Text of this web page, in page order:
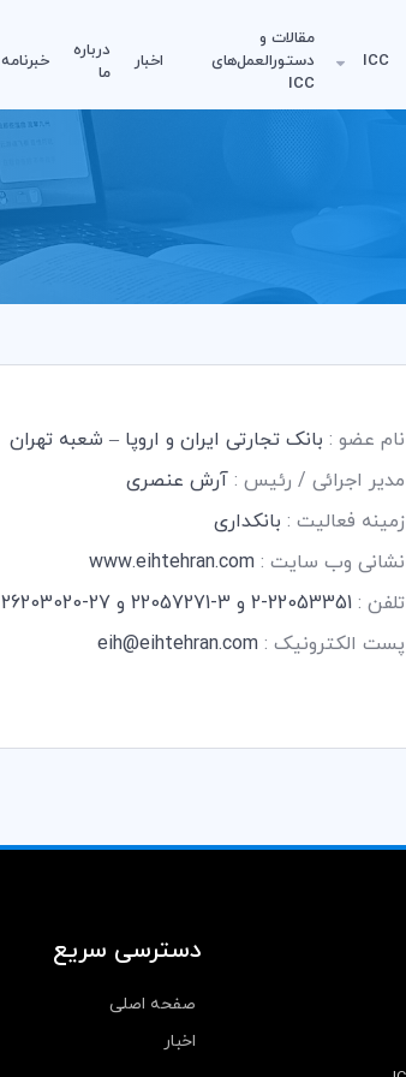
ICC
مقالات و
دستورالعمل‌های
ICC
اخبار
درباره
ما
خبرنامه
نام عضو : بانک تجارتی ایران و اروپا – شعبه تهران
مدیر اجرائی / رئیس : آرش عنصری
زمینه فعالیت : بانکداری
نشانی وب سایت : www.eihtehran.com
تلفن : 22053351-2 و 3-22057271 و 27-26203020 -
پست الکترونیک : eih@eihtehran.com
دسترسی سریع
صفحه اصلی
اخبار